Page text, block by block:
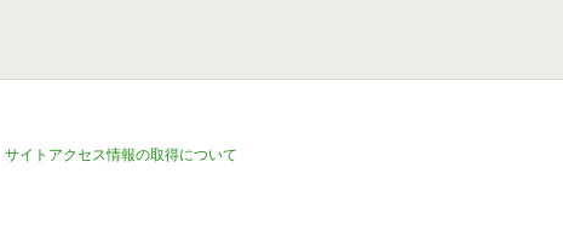
サイトアクセス情報の取得について